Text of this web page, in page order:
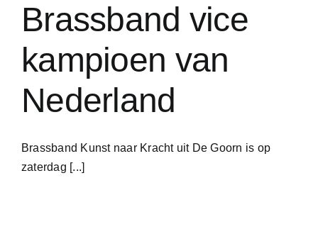
Brassband vice
kampioen van
Nederland
Brassband Kunst naar Kracht uit De Goorn is op
zaterdag [...]